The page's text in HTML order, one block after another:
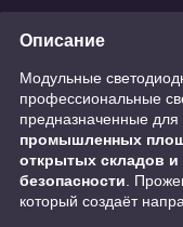
Описание
Модульные
профессиональные
предназначенные
промышленных
открытых складов
безопасности .
который создаёт